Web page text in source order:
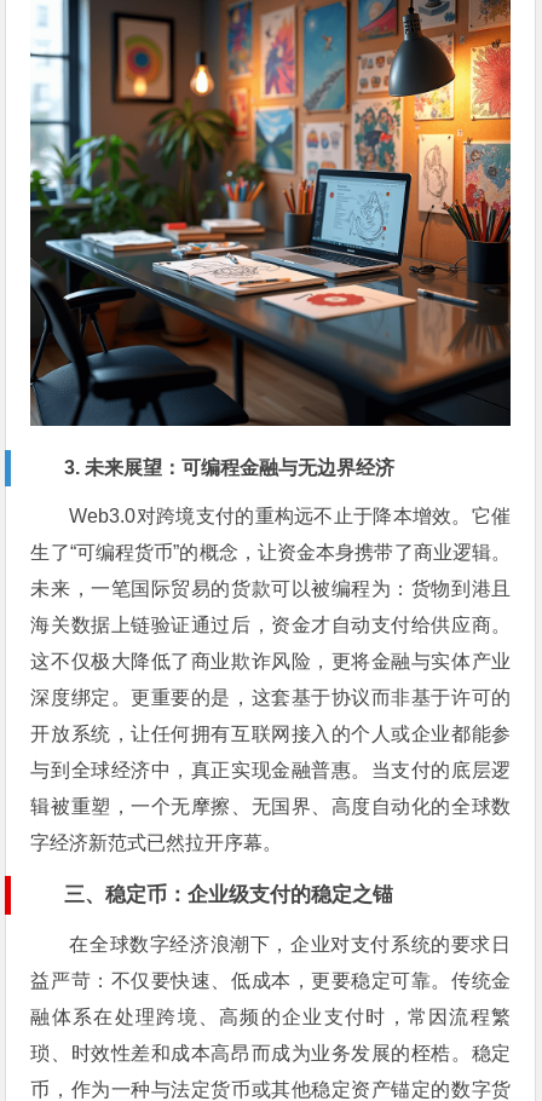
3. 未来展望：可编程金融与无边界经济
Web3.0对跨境支付的重构远不止于降本增效。它催
生了“可编程货币”的概念，让资金本身携带了商业逻辑。
未来，一笔国际贸易的货款可以被编程为：货物到港且
海关数据上链验证通过后，资金才自动支付给供应商。
这不仅极大降低了商业欺诈风险，更将金融与实体产业
深度绑定。更重要的是，这套基于协议而非基于许可的
开放系统，让任何拥有互联网接入的个人或企业都能参
与到全球经济中，真正实现金融普惠。当支付的底层逻
辑被重塑，一个无摩擦、无国界、高度自动化的全球数
字经济新范式已然拉开序幕。
三、稳定币：企业级支付的稳定之锚
在全球数字经济浪潮下，企业对支付系统的要求日
益严苛：不仅要快速、低成本，更要稳定可靠。传统金
融体系在处理跨境、高频的企业支付时，常因流程繁
琐、时效性差和成本高昂而成为业务发展的桎梏。稳定
币，作为一种与法定货币或其他稳定资产锚定的数字货